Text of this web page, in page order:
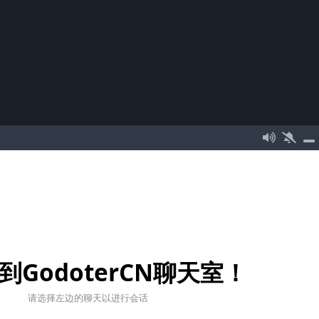
GodoterCN聊天室！
请选择左边的聊天以进行会话